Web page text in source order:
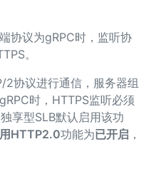
协议为gRPC时，监听协
。
2协议进行通信，服务器组
时，HTTPS监听必须
享型SLB默认启用该功
HTTP2.0功能为已开启 ，